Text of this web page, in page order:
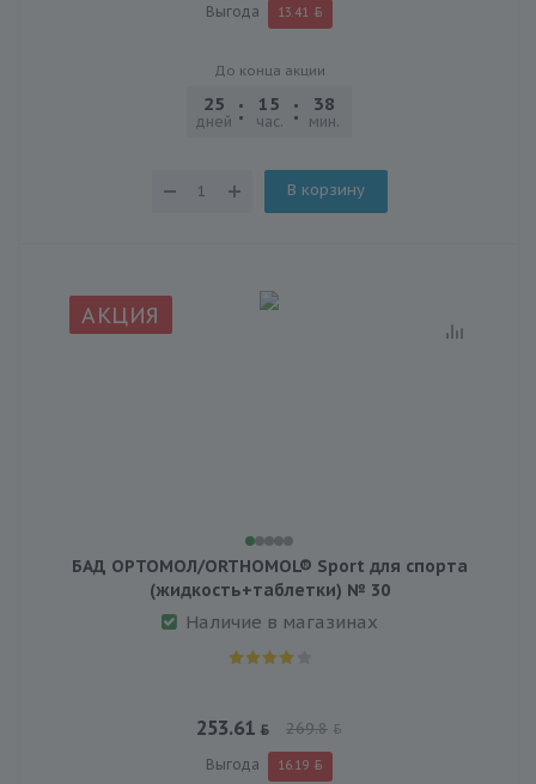
Выгода 13.41
До конца акции
25
дней
15
час.
38
мин.
В корзину
АКЦИЯ
БАД ОРТОМОЛ/ORTHOMOL® Sport для спорта
(жидкость+таблетки) № 30
Наличие в магазинах
253.61 269.8
Выгода 16.19